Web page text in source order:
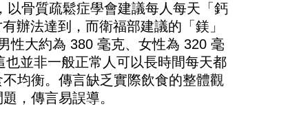
骨質疏鬆症學會建議每人每天「鈣
辦法達到，而衛福部建議的「鎂」
性大約為 380 毫克、女性為 320 毫
並非一般正常人可以長時間每天都
均衡。傳言缺乏實際飲食的整體觀
，傳言易誤導。